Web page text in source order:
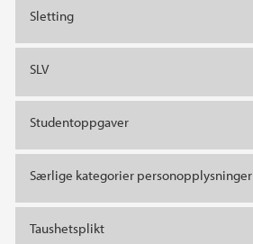
Sletting
SLV
Studentoppgaver
Særlige kategorier personopplysninger
Taushetsplikt